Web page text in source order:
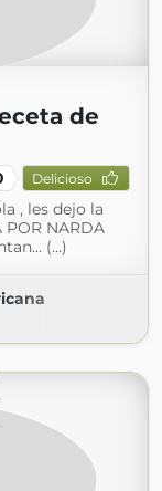
de
Delicioso
, les dejo la
POR NARDA
(...)